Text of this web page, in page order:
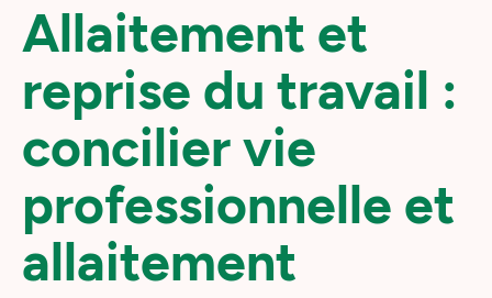
Allaitement et
reprise du travail :
concilier vie
professionnelle et
allaitement